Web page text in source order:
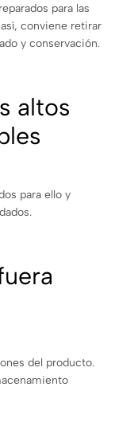
para las
conviene retirar
y conservación.
altos
para ello y
del producto.